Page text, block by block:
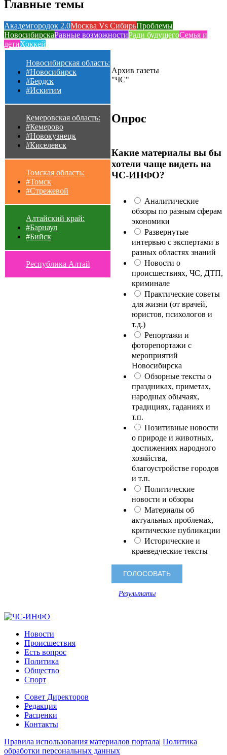
Главные темы
Академгородок 2.0Москва Vs СибирьПроблемы
НовосибирскаРавные возможностиРади будущегоСемья и
детиХоккей
Новосибирская область:
#Новосибирск
#Бердск
#Искитим
Кемеровская область:
#Кемерово
#Новокузнецк
#Киселевск
Томская область:
#Томск
#Стрежевой
Алтайский край:
#Барнаул
#Бийск
Республика Алтай
Архив газеты
"ЧС"
Опрос
Какие материалы вы бы
хотели чаще видеть на
ЧС-ИНФО?
Аналитические
обзоры по разным сферам
экономики
Развернутые
интервью с экспертами в
разных областях знаний
Новости о
происшествиях, ЧС, ДТП,
криминале
Практические советы
для жизни (от врачей,
юристов, психологов и
т.д.)
Репортажи и
фоторепортажи с
мероприятий
Новосибирска
Обзорные тексты о
праздниках, приметах,
народных обычаях,
традициях, гаданиях и
т.п.
Позитивные новости
о природе и животных,
достижениях народного
хозяйства,
благоустройстве городов
и т.п.
Политические
новости и обзоры
Материалы об
актуальных проблемах,
критические публикации
Исторические и
краеведческие тексты
Результаты
Новости
Происшествия
Есть вопрос
Политика
Общество
Спорт
Совет Директоров
Редакция
Расценки
Контакты
Правила использования материалов портала| Политика
обработки персональных данных